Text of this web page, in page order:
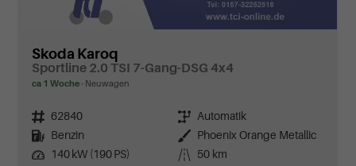
Skoda Karoq
Sportline 2.0 TSI 7-Gang-DSG 4x4
ca 1 Woche Neuwagen
Fahrzeugnr. 62840 Getriebe Automatik
Kraftstoff
Benzin Außenfarbe
Phoenix Orange Metallic
Leistung
140 kW (190 PS) Kilometerstand
50 km